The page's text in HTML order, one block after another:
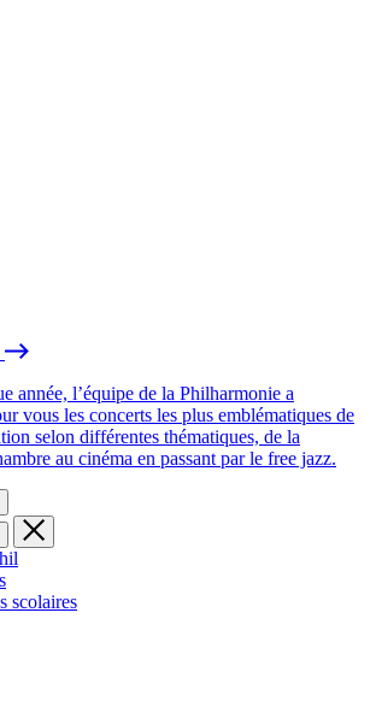
année, l’équipe de la Philharmonie a
vous les concerts les plus emblématiques de
selon différentes thématiques, de la
au cinéma en passant par le free jazz.
scolaires